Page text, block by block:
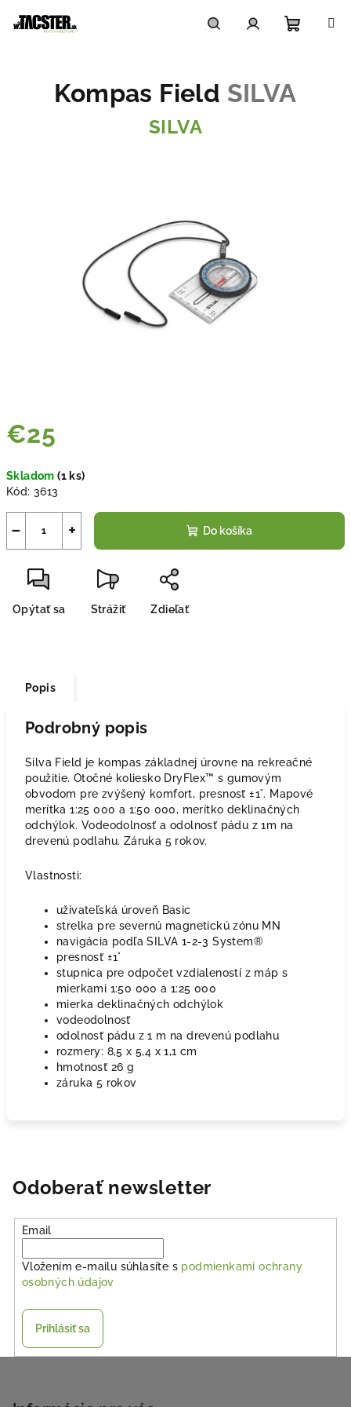
košík
€25
cena:
Skladom(1 ks)
Kód: 3613
+
− Do košíka
Opýtať sa Strážiť Zdieľať
Kompas Field SILVA
SILVA
Popis
Podrobný popis
Silva Field je kompas základnej úrovne na rekreačné
použitie. Otočné koliesko DryFlex™ s gumovým
obvodom pre zvýšený komfort, presnosť ±1°. Mapové
merítka 1:25 000 a 1:50 000, merítko deklinačných
odchýlok. Vodeodolnosť a odolnosť pádu z 1m na
drevenú podlahu. Záruka 5 rokov.
Vlastnosti:
užívateľská úroveň Basic
strelka pre severnú magnetickú zónu MN
navigácia podľa SILVA 1-2-3 System®
presnosť ±1°
stupnica pre odpočet vzdialeností z máp s
mierkami 1:50 000 a 1:25 000
mierka deklinačných odchýlok
vodeodolnosť
odolnosť pádu z 1 m na drevenú podlahu
rozmery: 8,5 x 5,4 x 1,1 cm
hmotnosť 26 g
záruka 5 rokov
Odoberať newsletter
Email
Vložením e-mailu súhlasíte s podmienkami ochrany
osobných údajov
Prihlásiť sa